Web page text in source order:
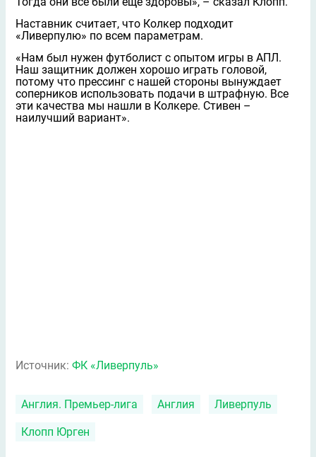
Наставник считает, что Колкер подходит
«Ливерпулю» по всем параметрам.
«Нам был нужен футболист с опытом игры в АПЛ.
Наш защитник должен хорошо играть головой,
потому что прессинг с нашей стороны вынуждает
соперников использовать подачи в штрафную. Все
эти качества мы нашли в Колкере. Стивен –
наилучший вариант».
Источник: ФК «Ливерпуль»
Англия. Премьер-лига Англия Ливерпуль
Клопп Юрген